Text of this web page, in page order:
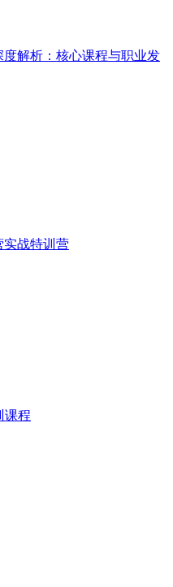
解析：核心课程与职业发
实战特训营
课程